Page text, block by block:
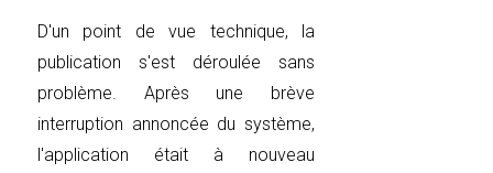
D'un point de vue technique, la
publication s'est déroulée sans
problème. Après une brève
interruption annoncée du système,
l'application était à nouveau